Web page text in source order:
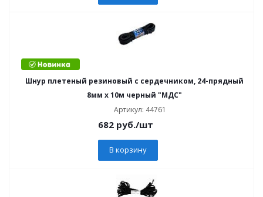
Шнур плетеный резиновый с сердечником, 24-прядный
8мм х 10м черный "МДС"
Артикул: 44761
682 руб./шт
В корзину